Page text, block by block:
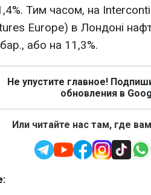
Тим часом, на
Europe) в Лондоні
або на 11,3%.
Не упустите главное!
обновления в
Или читайте нас там, где